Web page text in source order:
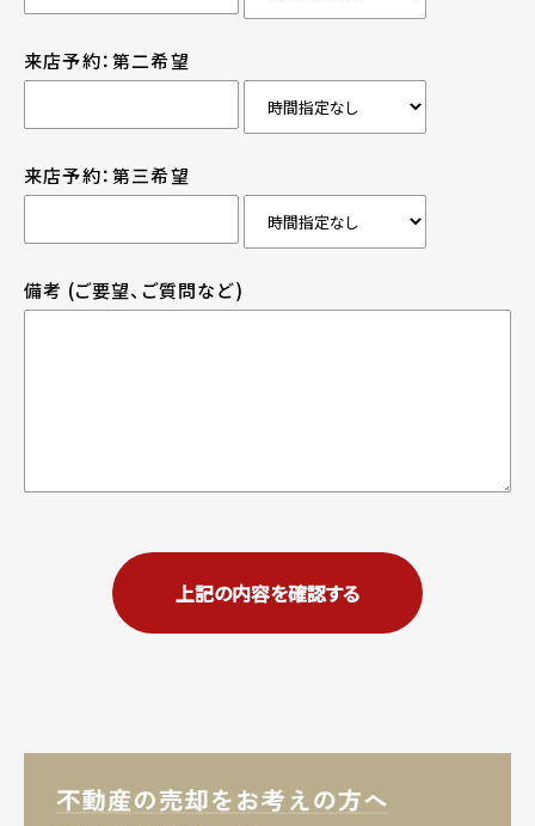
来店予約：第二希望
来店予約：第三希望
備考 (ご要望、ご質問など)